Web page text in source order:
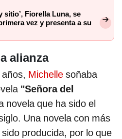
sitio’, Fiorella Luna, se
vez y presenta a su
alianza
Michelle soñaba
"Señora del
novela que ha sido el
Una novela con más
producida, por lo que